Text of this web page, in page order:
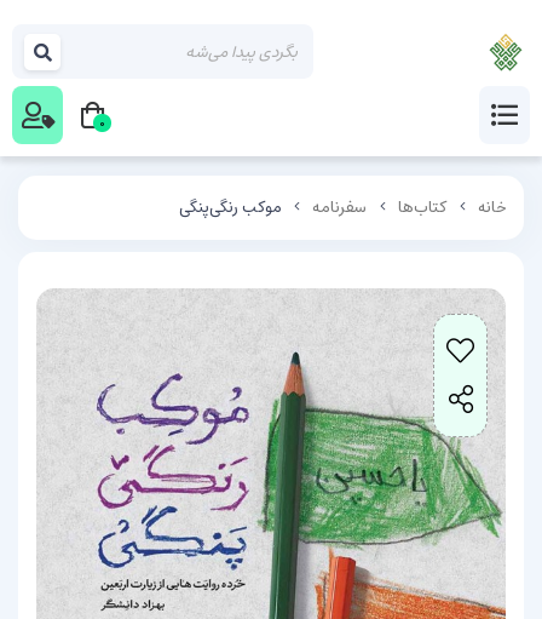
خانه کتاب‌ها سفرنامه موکب رنگی‌پنگی
0